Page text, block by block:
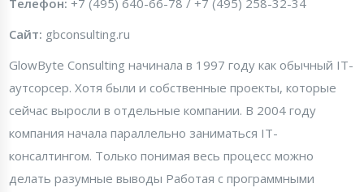
Телефон: +7 (495) 640-66-78 / +7 (495) 258-32-34
Сайт: gbconsulting.ru
GlowByte Consulting начинала в 1997 году как обычный IT-
аутсорсер. Хотя были и собственные проекты, которые
сейчас выросли в отдельные компании. В 2004 году
компания начала параллельно заниматься IT-
консалтингом. Только понимая весь процесс можно
делать разумные выводы Работая с программными